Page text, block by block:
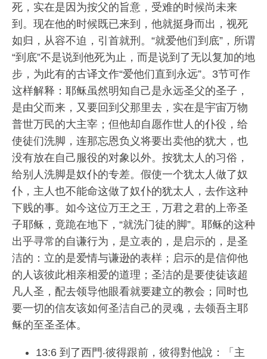
死，实在是因为按父的旨意，受难的时候尚未来
到。现在他的时候既已来到，他就挺身而出，视死
如归，从容不迫，引首就刑。“就爱他们到底”，所谓
“到底”不是说到他死为止，而是说到了无以复加的地
步，为此有的古译文作“爱他们直到永远”。3节可作
这样解释：耶稣虽然明知自己是永远圣父的圣子，
是由父而来，又要回到父那里去，实在是宇宙万物
普世万民的大主宰；但他却自愿作世人的仆役，给
使徒们洗脚，连那忘恩负义将要出卖他的犹大，也
没有放在自己服役的对象以外。按犹太人的习俗，
给别人洗脚是奴仆的专差。假使一个犹太人做了奴
仆，主人也不能命这做了奴仆的犹太人，去作这种
下贱的事。如今这位万王之王，万君之君的上帝圣
子耶稣，竟跪在地下，“就洗门徒的脚”。耶稣的这种
出乎寻常的自谦行为，是立表的，是启示的，是圣
洁的：立的是爱情与谦逊的表样；启示的是信仰他
的人该彼此相亲相爱的道理；圣洁的是要使徒该超
凡人圣，配去领导他眼看就要建立的教会；同时也
要一切的信友该如何圣洁自己的灵魂，去领吾主耶
稣的至圣圣体。
13:6 到了西門‧彼得跟前，彼得對他說：「主